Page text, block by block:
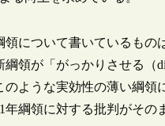
について書いているも
領が「がっかりさせる（
ような実効性の薄い綱
年綱領に対する批判がそ